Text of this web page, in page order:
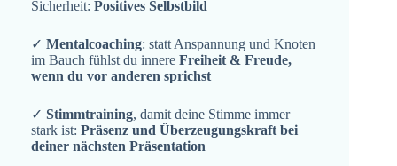
Sicherheit: Positives Selbstbild
✓ Mentalcoaching: statt Anspannung und Knoten
im Bauch fühlst du innere Freiheit & Freude,
wenn du vor anderen sprichst
✓ Stimmtraining, damit deine Stimme immer
stark ist: Präsenz und Überzeugungskraft bei
deiner nächsten Präsentation